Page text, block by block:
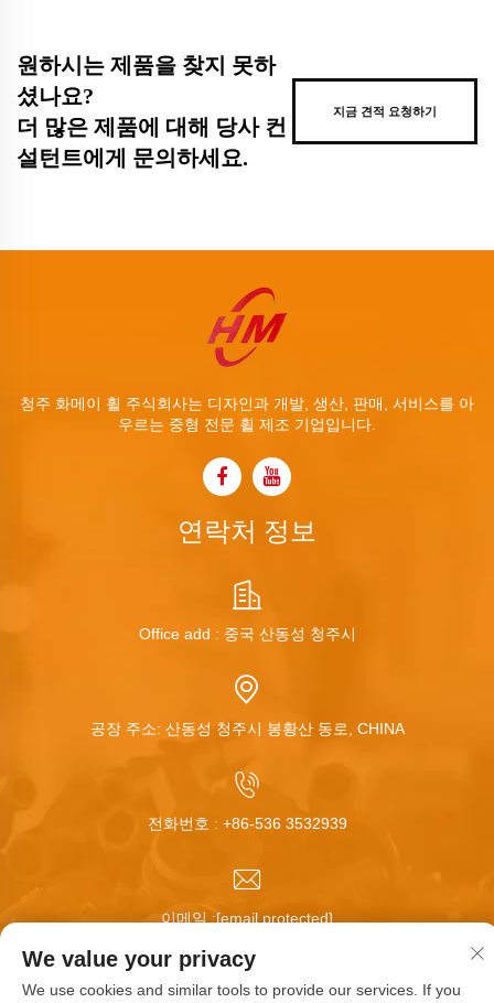
원하시는 제품을 찾지 못하
셨나요?
더 많은 제품에 대해 당사 컨
설턴트에게 문의하세요.
지금 견적 요청하기
청주 화메이 휠 주식회사는 디자인과 개발, 생산, 판매, 서비스를 아
우르는 중형 전문 휠 제조 기업입니다.
연락처 정보
Office add : 중국 산동성 청주시
공장 주소: 산동성 청주시 봉황산 동로, CHINA
전화번호 : +86-536 3532939
이메일 :[email protected]
We value your privacy
We use cookies and similar tools to provide our services. If you